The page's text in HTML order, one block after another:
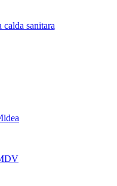
calda sanitara